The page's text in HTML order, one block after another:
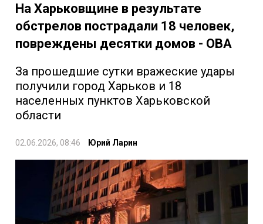
На Харьковщине в результате
обстрелов пострадали 18 человек,
повреждены десятки домов - ОВА
За прошедшие сутки вражеские удары
получили город Харьков и 18
населенных пунктов Харьковской
области
02.06.2026, 08:46 Юрий Ларин